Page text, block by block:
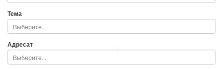
Тема
Адресат